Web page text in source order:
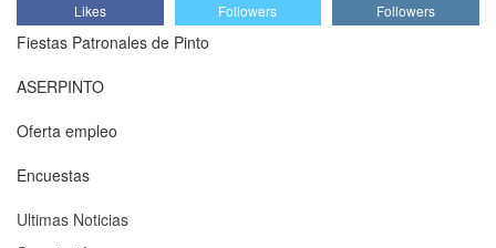
Likes Followers Followers
Fiestas Patronales de Pinto
ASERPINTO
Oferta empleo
Encuestas
Ultimas Noticias